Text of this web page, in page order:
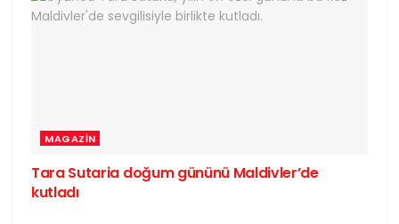
MAGAZIN
Tara Sutaria doğum gününü Maldivler’de
kutladı